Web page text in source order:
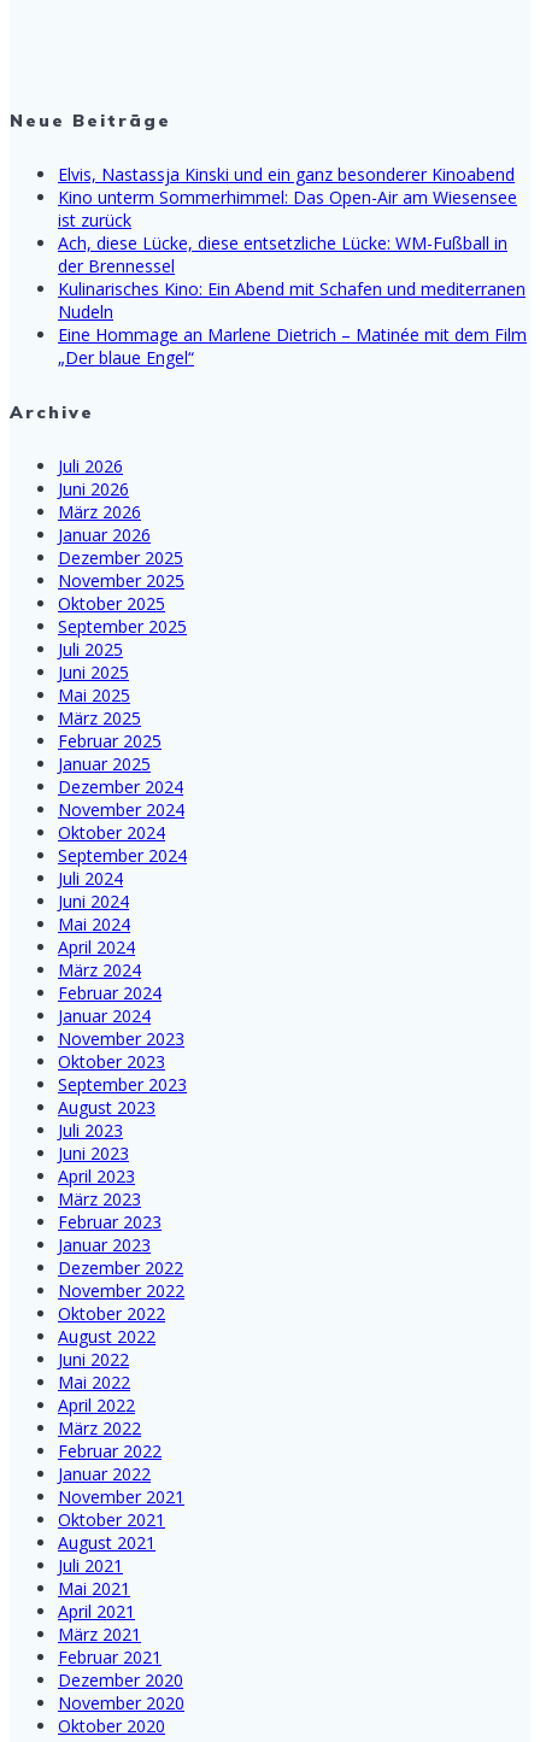
Neue Beiträge
Elvis, Nastassja Kinski und ein ganz besonderer Kinoabend
Kino unterm Sommerhimmel: Das Open-Air am Wiesensee
ist zurück
Ach, diese Lücke, diese entsetzliche Lücke: WM-Fußball in
der Brennessel
Kulinarisches Kino: Ein Abend mit Schafen und mediterranen
Nudeln
Eine Hommage an Marlene Dietrich – Matinée mit dem Film
„Der blaue Engel“
Archive
Juli 2026
Juni 2026
März 2026
Januar 2026
Dezember 2025
November 2025
Oktober 2025
September 2025
Juli 2025
Juni 2025
Mai 2025
März 2025
Februar 2025
Januar 2025
Dezember 2024
November 2024
Oktober 2024
September 2024
Juli 2024
Juni 2024
Mai 2024
April 2024
März 2024
Februar 2024
Januar 2024
November 2023
Oktober 2023
September 2023
August 2023
Juli 2023
Juni 2023
April 2023
März 2023
Februar 2023
Januar 2023
Dezember 2022
November 2022
Oktober 2022
August 2022
Juni 2022
Mai 2022
April 2022
März 2022
Februar 2022
Januar 2022
November 2021
Oktober 2021
August 2021
Juli 2021
Mai 2021
April 2021
März 2021
Februar 2021
Dezember 2020
November 2020
Oktober 2020